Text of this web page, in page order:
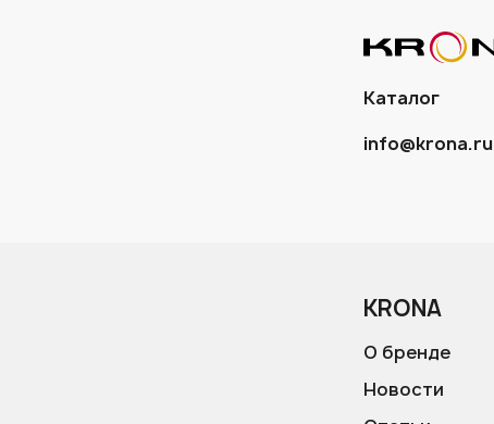
Каталог
info@krona.ru
KRONA
О бренде
Новости